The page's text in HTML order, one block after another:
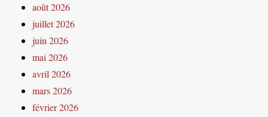
août 2026
juillet 2026
juin 2026
mai 2026
avril 2026
mars 2026
février 2026